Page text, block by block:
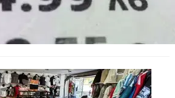
изчезва от етикетите: Търговците
фалшиви стоки за близо 650 000